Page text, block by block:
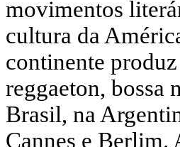
movimentos
cultura da
continente
reggaeton, bossa
Brasil, na
Cannes e Berlim.